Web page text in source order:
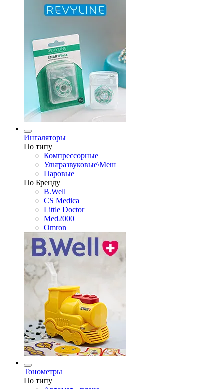
Ингаляторы
По типу
Компрессорные
Ультразвуковые\Меш
Паровые
По Бренду
B.Well
CS Medica
Little Doctor
Med2000
Omron
Тонометры
По типу